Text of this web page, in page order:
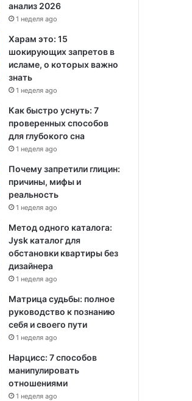
анализ 2026
1 неделя ago
Харам это: 15
шокирующих запретов в
исламе, о которых важно
знать
1 неделя ago
Как быстро уснуть: 7
проверенных способов
для глубокого сна
1 неделя ago
Почему запретили глицин:
причины, мифы и
реальность
1 неделя ago
Метод одного каталога:
Jysk каталог для
обстановки квартиры без
дизайнера
1 неделя ago
Матрица судьбы: полное
руководство к познанию
себя и своего пути
1 неделя ago
Нарцисс: 7 способов
манипулировать
отношениями
1 неделя ago